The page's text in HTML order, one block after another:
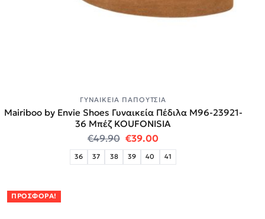
ΓΥΝΑΙΚΕΊΑ ΠΑΠΟΎΤΣΙΑ
Mairiboo by Envie Shoes Γυναικεία Πέδιλα M96-23921-
36 Μπέζ KOUFONISIA
€49.90 Original price was: €49.90.
€39.00Η τρέχουσα τιμή
36 37 38 39 40 41
ΠΡΟΣΦΟΡΆ!